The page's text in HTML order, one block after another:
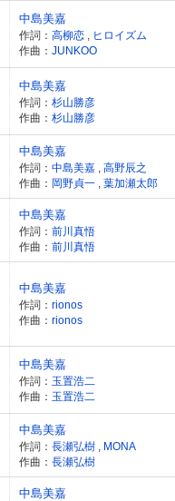
中島美嘉
作詞： 高柳恋
ヒロイズム
作曲： JUNKOO
中島美嘉
作詞： 杉山勝彦
作曲： 杉山勝彦
中島美嘉
作詞： 中島美嘉
高野辰之
作曲： 岡野貞一 葉加瀬太郎
中島美嘉
作詞： 前川真悟
作曲： 前川真悟
中島美嘉
作詞： rionos
作曲： rionos
中島美嘉
作詞： 玉置浩二
作曲： 玉置浩二
中島美嘉
作詞： 長瀬弘樹
MONA
作曲： 長瀬弘樹
中島美嘉